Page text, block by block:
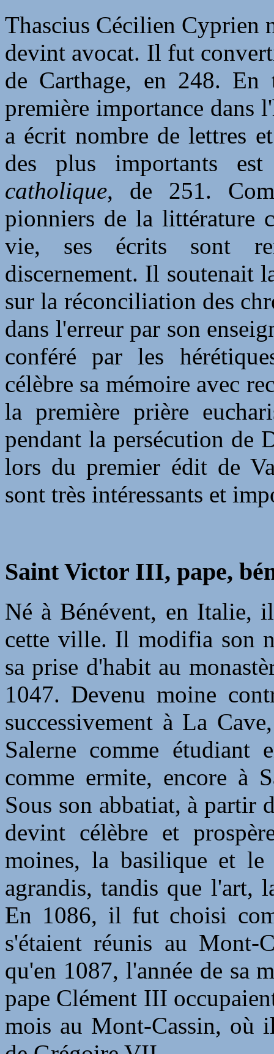
Thascius Cécilien Cyprien
devint avocat. Il fut
de Carthage, en 248.
première importance dans
a écrit nombre de lettres
des plus importants
catholique, de 251.
pionniers de la littérature
vie, ses écrits sont
discernement. Il soutenait
sur la réconciliation des
dans l'erreur par son
conféré par les
célèbre sa mémoire avec
la première prière
pendant la persécution de
lors du premier édit de
sont très intéressants et
Saint Victor III, pape,
Né à Bénévent, en Italie,
cette ville. Il modifia son
sa prise d'habit au
1047. Devenu moine
successivement à La
Salerne comme étudiant
comme ermite, encore à
Sous son abbatiat, à partir
devint célèbre et
moines, la basilique et le
agrandis, tandis que l'art,
En 1086, il fut choisi
s'étaient réunis au Mont-
qu'en 1087, l'année de sa
pape Clément III
mois au Mont-Cassin, où